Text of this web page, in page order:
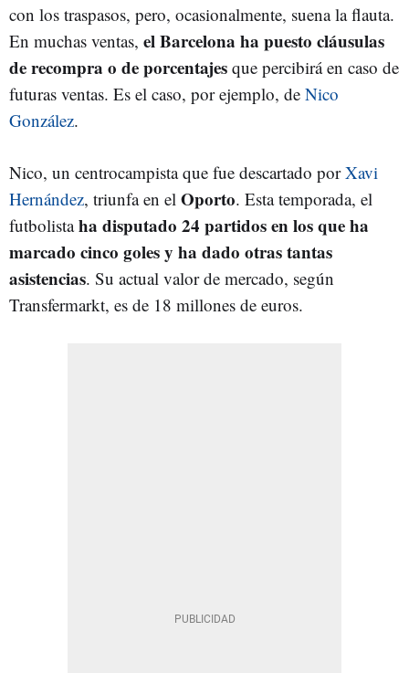
con los traspasos, pero, ocasionalmente, suena la flauta.
En muchas ventas, el Barcelona ha puesto cláusulas
de recompra o de porcentajes que percibirá en caso de
futuras ventas. Es el caso, por ejemplo, de Nico
González.
Nico, un centrocampista que fue descartado porXavi
Hernández, triunfa en el Oporto. Esta temporada, el
futbolistaha disputado 24 partidos en los que ha
marcado cinco goles y ha dado otras tantas
asistencias. Su actual valor de mercado, según
Transfermarkt, es de 18 millones de euros.